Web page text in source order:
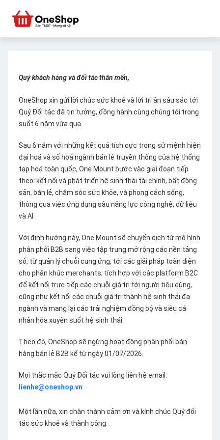
Quý khách hàng và đối tác thân mến,
OneShop xin gửi lời chúc sức khoẻ và lời tri ân sâu sắc tới
Quý Đối tác đã tin tưởng, đồng hành cùng chúng tôi trong
suốt 6 năm vừa qua.
Sau 6 năm với những kết quả tích cực trong sứ mệnh hiện
đại hoá và số hoá ngành bán lẻ truyền thống của hệ thống
tạp hoá toàn quốc, One Mount bước vào giai đoạn tiếp
theo: kết nối và phát triển hệ sinh thái tài chính, bất động
sản, bán lẻ, chăm sóc sức khỏe, và phong cách sống,
thông qua việc ứng dụng sâu năng lực công nghệ, dữ liệu
và AI.
Với định hướng này, One Mount sẽ chuyển dịch từ mô hình
phân phối B2B sang việc tập trung mở rộng các nền tảng
số, từ quản lý chuỗi cung ứng, tới các giải pháp toàn diện
cho phân khúc merchants, tích hợp với các platform B2C
để kết nối trực tiếp các chuỗi giá trị tới người tiêu dùng,
cũng như kết nối các chuỗi giá trị thành hệ sinh thái đa
ngành và mang lại các trải nghiệm đồng bộ và siêu cá
nhân hóa xuyên suốt hệ sinh thái
Theo đó, OneShop sẽ ngừng hoạt động phân phối bán
hàng bán lẻ B2B kể từ ngày 01/07/2026.
Mọi thắc mắc Quý Đối tác vui lòng liên hệ email:
lienhe@oneshop.vn
Một lần nữa, xin chân thành cảm ơn và kính chúc Quý đối
tác sức khoẻ và thành công.